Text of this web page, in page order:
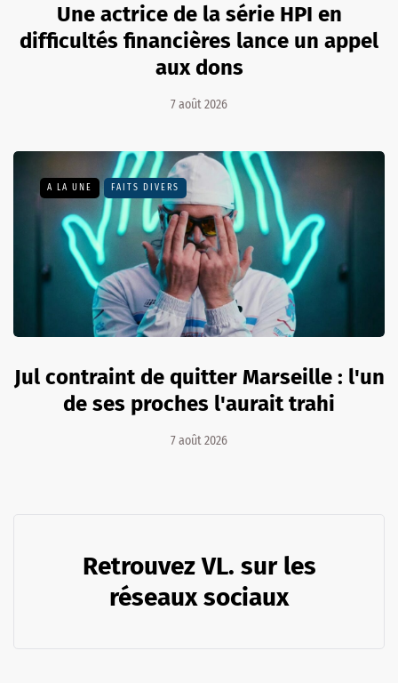
Une actrice de la série HPI en
difficultés financières lance un appel
aux dons
7 août 2026
A LA UNE FAITS DIVERS
Jul contraint de quitter Marseille : l'un
de ses proches l'aurait trahi
7 août 2026
Retrouvez VL. sur les
réseaux sociaux